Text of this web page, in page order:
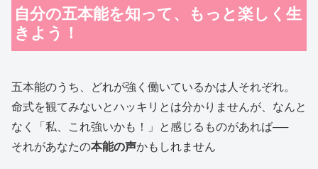
自分の五本能を知って、もっと楽しく生
きよう！
五本能のうち、どれが強く働いているかは人それぞれ。
命式を観てみないとハッキリとは分かりませんが、なんと
なく「私、これ強いかも！」と感じるものがあれば──
それがあなたの本能の声かもしれません